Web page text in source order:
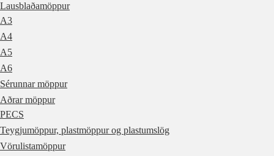
Lausblaðamöppur
A3
A4
A5
A6
Sérunnar möppur
Aðrar möppur
PECS
Teygjumöppur, plastmöppur og plastumslög
Vörulistamöppur